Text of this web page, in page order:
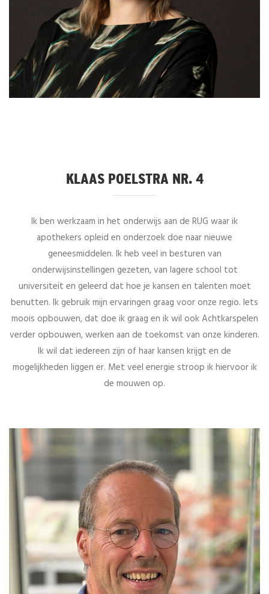
KLAAS POELSTRA NR. 4
Ik ben werkzaam in het onderwijs aan de RUG waar ik
apothekers opleid en onderzoek doe naar nieuwe
geneesmiddelen. Ik heb veel in besturen van
onderwijsinstellingen gezeten, van lagere school tot
universiteit en geleerd dat hoe je kansen en talenten moet
benutten. Ik gebruik mijn ervaringen graag voor onze regio. Iets
moois opbouwen, dat doe ik graag en ik wil ook Achtkarspelen
verder opbouwen, werken aan de toekomst van onze kinderen.
Ik wil dat iedereen zijn of haar kansen krijgt en de
mogelijkheden liggen er. Met veel energie stroop ik hiervoor ik
de mouwen op.